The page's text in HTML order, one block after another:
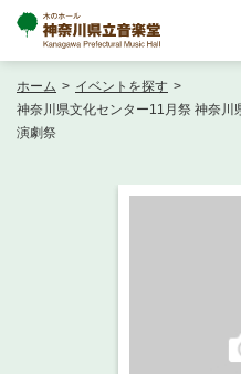
ホーム > イベントを探す >
神奈川県文化センター11月祭 神奈川
演劇祭